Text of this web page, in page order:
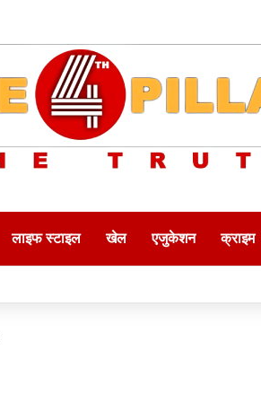
लाइफ स्टाइल खेल एजुकेशन क्राइम